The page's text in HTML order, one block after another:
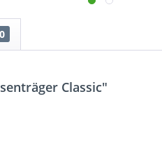
0
Classic"